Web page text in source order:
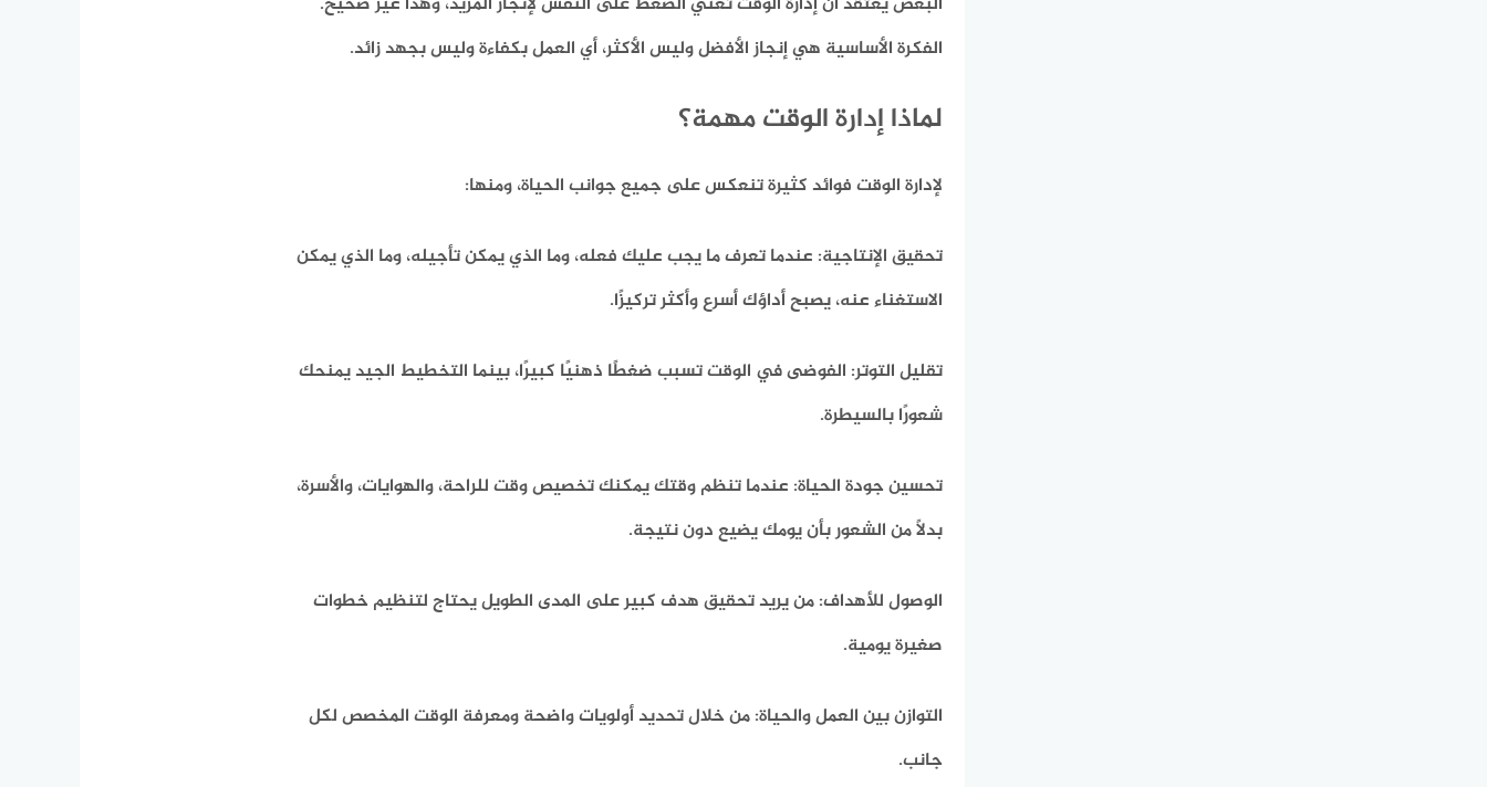
الفكرة الأساسية هي إنجاز الأفضل وليس الأكثر، أي العمل بكفاءة وليس بجهد زائد.
لماذا إدارة الوقت مهمة؟
لإدارة الوقت فوائد كثيرة تنعكس على جميع جوانب الحياة،ومنها:
تحقيق الإنتاجية: عندما تعرف ما يجب عليك فعله، وما الذي يمكن تأجيله، وما الذي يمكن
الاستغناء عنه، يصبح أداؤك أسرع وأكثر تركيزًا.
تقليل التوتر: الفوضى في الوقت تسبب ضغطًا ذهنيًا كبيرًا، بينما التخطيط الجيد يمنحك
شعورًا بالسيطرة.
تحسين جودة الحياة: عندما تنظم وقتك يمكنك تخصيص وقت للراحة، والهوايات، والأسرة،
بدلاً من الشعور بأن يومك يضيع دون نتيجة.
الوصول للأهداف:من يريد تحقيق هدف كبير على المدى الطويل يحتاج لتنظيم خطوات
صغيرة يومية.
التوازن بين العمل والحياة:من خلال تحديد أولويات واضحة ومعرفة الوقت المخصص لكل
جانب.